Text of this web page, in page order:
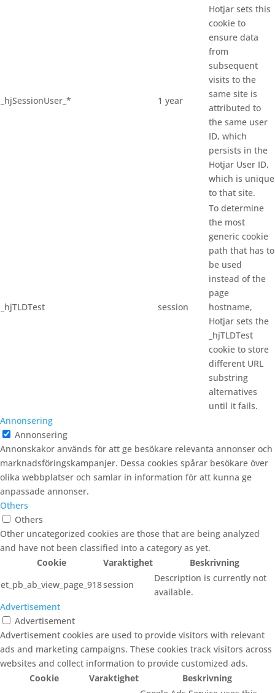
_hjSessionUser_* 1 year
Hotjar sets this
cookie to
ensure data
from
subsequent
visits to the
same site is
attributed to
the same user
ID, which
persists in the
Hotjar User ID,
which is unique
to that site.
_hjTLDTest session
To determine
the most
generic cookie
path that has to
be used
instead of the
page
hostname,
Hotjar sets the
_hjTLDTest
cookie to store
different URL
substring
alternatives
until it fails.
Annonsering
Annonsering
Annonskakor används för att ge besökare relevanta annonser och
marknadsföringskampanjer. Dessa cookies spårar besökare över
olika webbplatser och samlar in information för att kunna ge
anpassade annonser.
Others
Others
Other uncategorized cookies are those that are being analyzed
and have not been classified into a category as yet.
Cookie
Varaktighet
Beskrivning
et_pb_ab_view_page_918session
Description is currently not
available.
Advertisement
Advertisement
Advertisement cookies are used to provide visitors with relevant
ads and marketing campaigns. These cookies track visitors across
websites and collect information to provide customized ads.
Cookie
Varaktighet
Beskrivning